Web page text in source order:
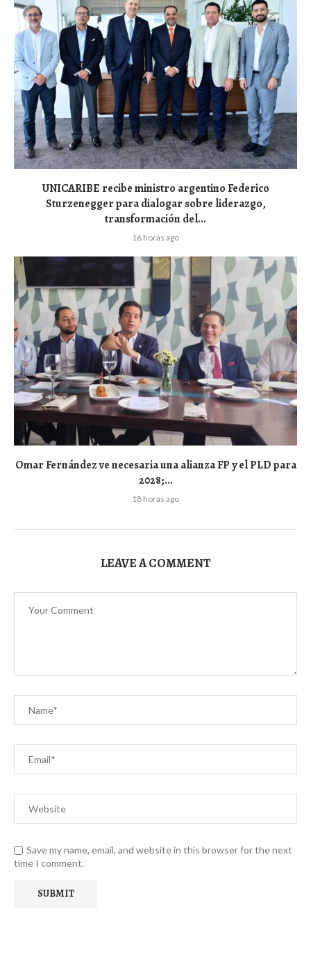
UNICARIBE recibe ministro argentino Federico
Sturzenegger para dialogar sobre liderazgo,
transformación del...
16 horas ago
Omar Fernández ve necesaria una alianza FP y el PLD para
2028;...
18 horas ago
LEAVE A COMMENT
Save my name, email, and website in this browser for the next
time I comment.